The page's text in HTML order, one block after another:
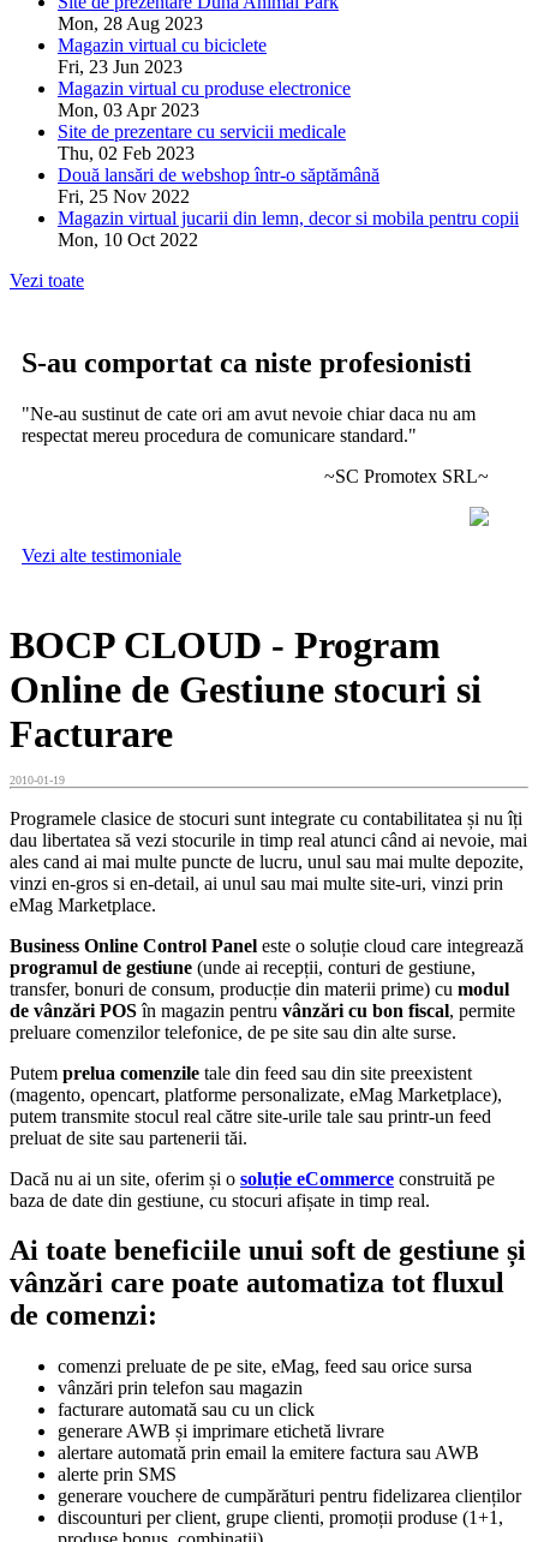
Mon, 28 Aug 2023
Magazin virtual cu biciclete
Fri, 23 Jun 2023
Magazin virtual cu produse electronice
Mon, 03 Apr 2023
Site de prezentare cu servicii medicale
Thu, 02 Feb 2023
Două lansări de webshop într-o săptămână
Fri, 25 Nov 2022
Magazin virtual jucarii din lemn, decor si mobila pentru copii
Mon, 10 Oct 2022
Vezi toate
S-au comportat ca niste profesionisti
"Ne-au sustinut de cate ori am avut nevoie chiar daca nu am
respectat mereu procedura de comunicare standard."
~SC Promotex SRL~
Vezi alte testimoniale
BOCP CLOUD - Program
Online de Gestiune stocuri si
Facturare
2010-01-19
Programele clasice de stocuri sunt integrate cu contabilitatea și nu îți
dau libertatea să vezi stocurile in timp real atunci când ai nevoie, mai
ales cand ai mai multe puncte de lucru, unul sau mai multe depozite,
vinzi en-gros si en-detail, ai unul sau mai multe site-uri, vinzi prin
eMag Marketplace.
Business Online Control Panel este o soluție cloud care integrează
programul de gestiune (unde ai recepții, conturi de gestiune,
transfer, bonuri de consum, producție din materii prime) cu modul
de vânzări POSîn magazin pentru vânzări cu bon fiscal, permite
preluare comenzilor telefonice, de pe site sau din alte surse.
Putem prelua comenzile tale din feed sau din site preexistent
(magento, opencart, platforme personalizate, eMag Marketplace),
putem transmite stocul real către site-urile tale sau printr-un feed
preluat de site sau partenerii tăi.
Dacă nu ai un site, oferim și o soluție eCommerce construită pe
baza de date din gestiune, cu stocuri afișate in timp real.
Ai toate beneficiile unui soft de gestiune și
vânzări care poate automatiza tot fluxul
de comenzi:
comenzi preluate de pe site, eMag, feed sau orice sursa
vânzări prin telefon sau magazin
facturare automată sau cu un click
generare AWB și imprimare etichetă livrare
alertare automată prin email la emitere factura sau AWB
alerte prin SMS
generare vouchere de cumpărături pentru fidelizarea clienților
discounturi per client, grupe clienti, promoții produse (1+1,